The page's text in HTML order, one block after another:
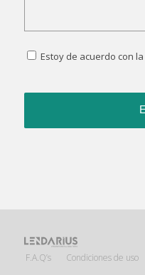
Estoy de acuerdo con la
F.A.Q’s Condiciones de uso